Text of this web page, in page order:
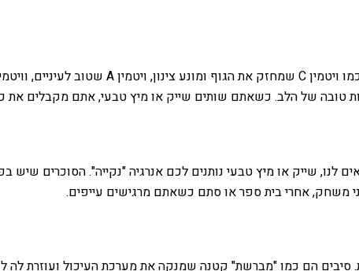
טובה של הלב. כשאתם שותים שייק או מיץ טבעי, אתם מקבלים
שייק או מיץ טבעי נותנים לכם אנרגיה "נקייה". הסוכרים שיש
משחק, אחרי בית ספר או סתם כשאתם מרגישים עייפים.
סיבים הם כמו "מברשת" קטנה שמנקה את מערכת העיכול ועוזרת לה